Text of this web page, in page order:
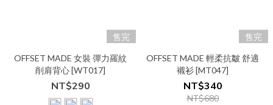
售完
OFFSET MADE 女裝 彈力羅紋
削肩背心 [WT017]
NT$290
售完
OFFSET MADE 輕柔抗皺 舒適
襯衫 [MT047]
NT$340
NT$680